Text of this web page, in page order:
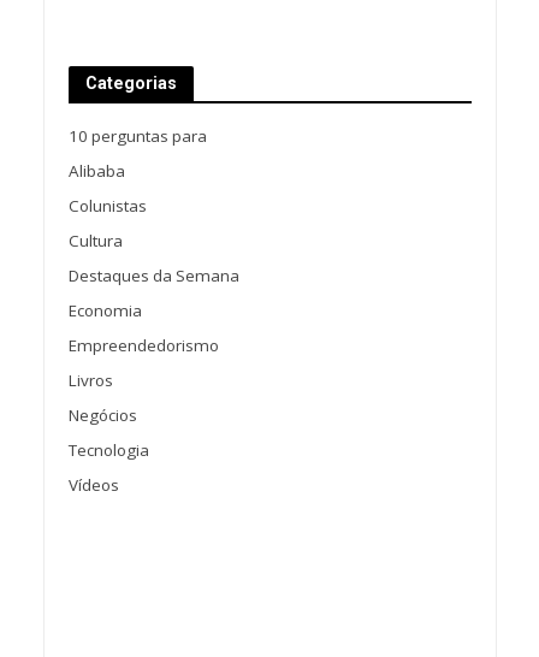
Categorias
10 perguntas para
Alibaba
Colunistas
Cultura
Destaques da Semana
Economia
Empreendedorismo
Livros
Negócios
Tecnologia
Vídeos